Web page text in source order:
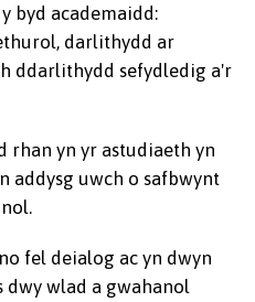
byd academaidd:
darlithydd ar
ddarlithydd sefydledig a'r
rhan yn yr astudiaeth yn
addysg uwch o safbwynt
fel deialog ac yn dwyn
dwy wlad a gwahanol